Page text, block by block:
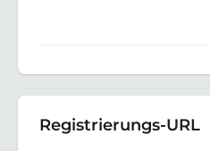
Registrierungs-URL